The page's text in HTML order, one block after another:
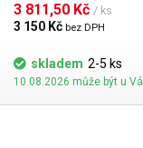
tak i například pro
náchylné na korozi nebo oxidaci. Fólie má
použít na balení v
Fólie PE/AL/PET
3 811,50 Kč / ks
3 150 Kč bez DPH
skladem 2-5 ks
10.08.2026 může být u